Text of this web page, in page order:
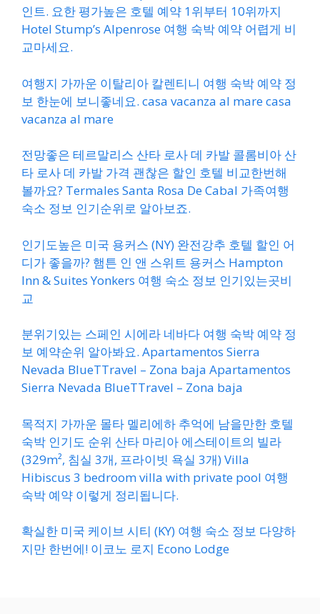
인트. 요한 평가높은 호텔 예약 1위부터 10위까지
Hotel Stump’s Alpenrose 여행 숙박 예약 어렵게 비
교마세요.
여행지 가까운 이탈리아 칼렌티니 여행 숙박 예약 정
보 한눈에 보니좋네요. casa vacanza al mare casa
vacanza al mare
전망좋은 테르말리스 산타 로사 데 카발 콜롬비아 산
타 로사 데 카발 가격 괜찮은 할인 호텔 비교한번해
볼까요? Termales Santa Rosa De Cabal 가족여행
숙소 정보 인기순위로 알아보죠.
인기도높은 미국 용커스 (NY) 완전강추 호텔 할인 어
디가 좋을까? 햄튼 인 앤 스위트 용커스 Hampton
Inn & Suites Yonkers 여행 숙소 정보 인기있는곳비
교
분위기있는 스페인 시에라 네바다 여행 숙박 예약 정
보 예약순위 알아봐요. Apartamentos Sierra
Nevada BlueTTravel – Zona baja Apartamentos
Sierra Nevada BlueTTravel – Zona baja
목적지 가까운 몰타 멜리에하 추억에 남을만한 호텔
숙박 인기도 순위 산타 마리아 에스테이트의 빌라
(329m², 침실 3개, 프라이빗 욕실 3개) Villa
Hibiscus 3 bedroom villa with private pool 여행
숙박 예약 이렇게 정리됩니다.
확실한 미국 케이브 시티 (KY) 여행 숙소 정보 다양하
지만 한번에! 이코노 로지 Econo Lodge